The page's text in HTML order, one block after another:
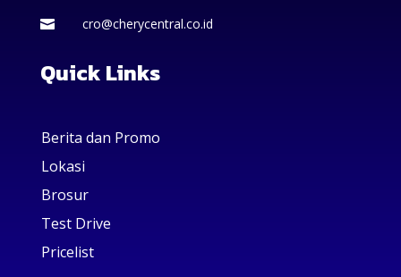
 cro@cherycentral.co.id
Quick Links
Berita dan Promo
Lokasi
Brosur
Test Drive
Pricelist